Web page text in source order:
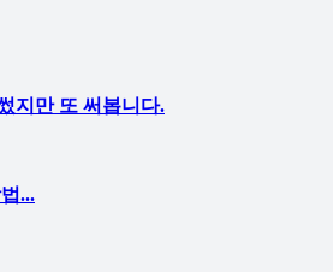
지만 또 써봅니다.
...